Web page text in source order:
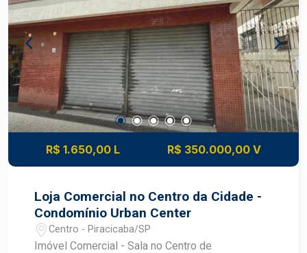
R$ 1.650,00 L R$ 350.000,00 V
Loja Comercial no Centro da Cidade -
Condomínio Urban Center
Centro - Piracicaba/SP
Imóvel Comercial - Sala no Centro de